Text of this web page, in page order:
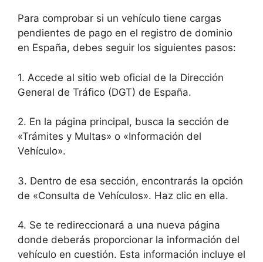
Para comprobar si un vehículo tiene cargas
pendientes de pago en el registro de dominio
en España, debes seguir los siguientes pasos:
1. Accede al sitio web oficial de la Dirección
General de Tráfico (DGT) de España.
2. En la página principal, busca la sección de
«Trámites y Multas» o «Información del
Vehículo».
3. Dentro de esa sección, encontrarás la opción
de «Consulta de Vehículos». Haz clic en ella.
4. Se te redireccionará a una nueva página
donde deberás proporcionar la información del
vehículo en cuestión. Esta información incluye el